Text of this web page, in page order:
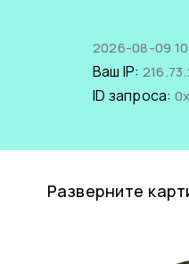
2026-08-09
Ваш IP:
ID запроса:
Разверните